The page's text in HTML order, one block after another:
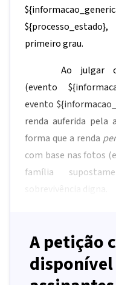
${processo_estado},
primeiro grau.
Ao julgar
(evento
evento
renda auferida pela
forma que a renda
com base nas fotos
família
sobrevivência digna.
A petição
disponível